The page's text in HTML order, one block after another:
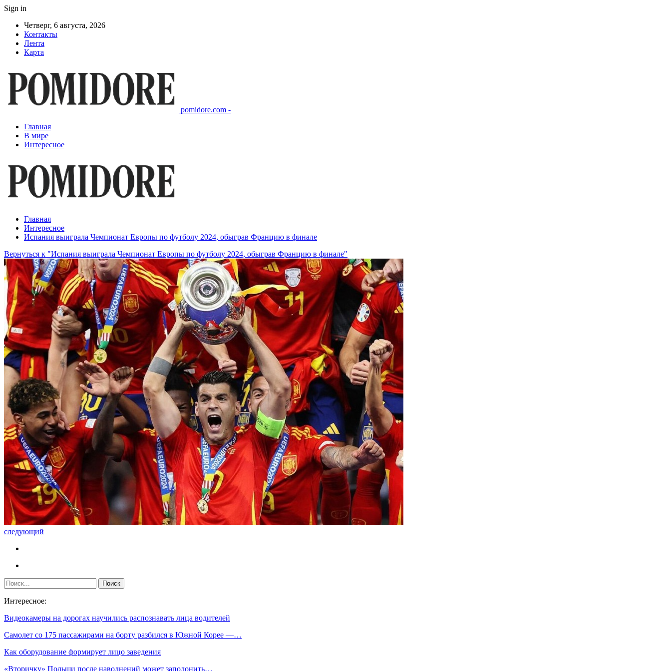
Sign in
Четверг, 6 августа, 2026
Контакты
Лента
Карта
pomidore.com -
Главная
В мире
Интересное
Главная
Интересное
Испания выиграла Чемпионат Европы по футболу 2024, обыграв Францию в финале
Вернуться к "Испания выиграла Чемпионат Европы по футболу 2024, обыграв Францию в финале"
следующий
Интересное:
Видеокамеры на дорогах научились распознавать лица водителей
Самолет со 175 пассажирами на борту разбился в Южной Корее —…
Как оборудование формирует лицо заведения
«Вторичку» Польши после наводнений может заполонить…